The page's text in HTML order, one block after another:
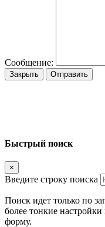
Сообщение:
Закрыть Отправить
Быстрый поиск
×
Введите строку поиска
Поиск идет только по
более тонкие
форму.